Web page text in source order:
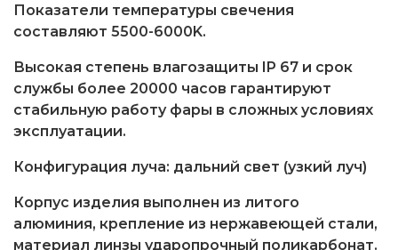
Показатели температуры свечения
составляют 5500-6000K.
Высокая степень влагозащиты IP 67 и срок
службы более 20000 часов гарантируют
стабильную работу фары в сложных условиях
эксплуатации.
Конфигурация луча: дальний свет (узкий луч)
Корпус изделия выполнен из литого
алюминия, крепление из нержавеющей стали,
материал линзы ударопрочный поликарбонат.